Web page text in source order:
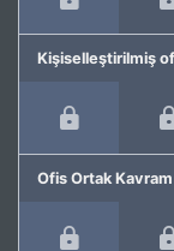
Kişiselleştirilmiş
Ofis Ortak